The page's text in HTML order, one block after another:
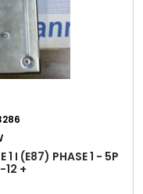
1 I (E87) PHASE 1 - 5P
+